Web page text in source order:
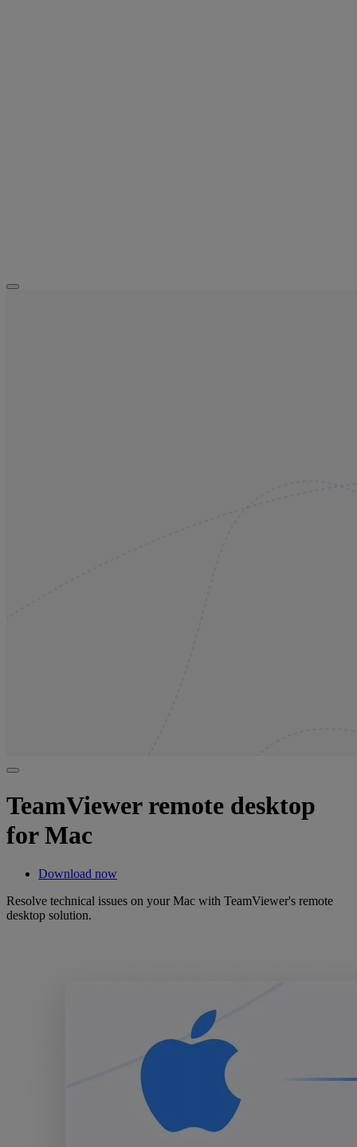
TeamViewer remote desktop
for Mac
Download now
Resolve technical issues on your Mac with TeamViewer's remote
desktop solution.